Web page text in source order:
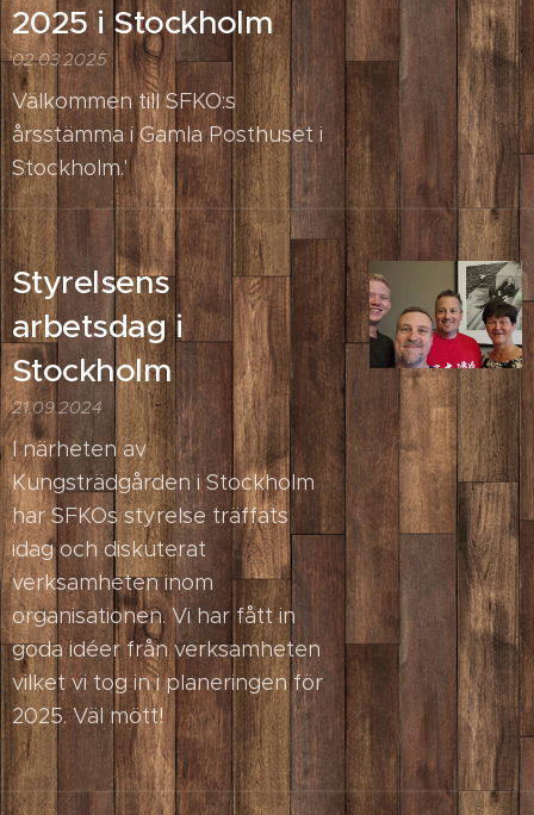
2025 i Stockholm
02.03.2025
Välkommen till SFKO:s
årsstämma i Gamla Posthuset i
Stockholm.'
Styrelsens
arbetsdag i
Stockholm
21.09.2024
I närheten av
Kungsträdgården i Stockholm
har SFKOs styrelse träffats
idag och diskuterat
verksamheten inom
organisationen. Vi har fått in
goda idéer från verksamheten
vilket vi tog in i planeringen för
2025. Väl mött!